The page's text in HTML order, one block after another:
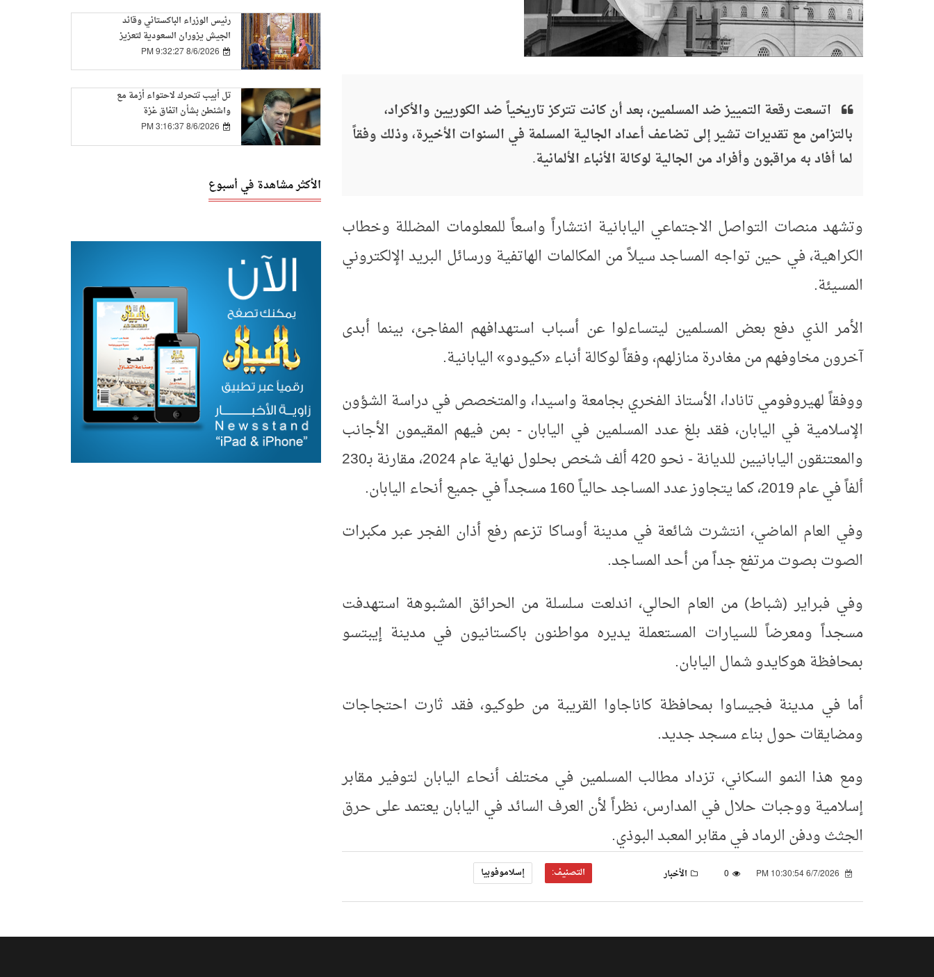
اتسعت رقعة التمييز ضد المسلمين، بعد أن كانت تتركز تاريخياً ضد الكوريين والأكراد،
بالتزامن مع تقديرات تشير إلى تضاعف أعداد الجالية المسلمة في السنوات الأخيرة، وذلك وفقاً
لما أفاد به مراقبون وأفراد من الجالية لوكالة الأنباء الألمانية.
وتشهد منصات التواصل الاجتماعي اليابانية انتشاراً واسعاً للمعلومات المضللة وخطاب
الكراهية، في حين تواجه المساجد سيلاً من المكالمات الهاتفية ورسائل البريد الإلكتروني
المسيئة.
الأمر الذي دفع بعض المسلمين ليتساءلوا عن أسباب استهدافهم المفاجئ، بينما أبدى
آخرون مخاوفهم من مغادرة منازلهم، وفقاً لوكالة أنباء «كيودو» اليابانية.
ووفقاً لهيروفومي تانادا، الأستاذ الفخري بجامعة واسيدا، والمتخصص في دراسة الشؤون
الإسلامية في اليابان، فقد بلغ عدد المسلمين في اليابان - بمن فيهم المقيمون الأجانب
والمعتنقون اليابانيين للديانة - نحو 420 ألف شخص بحلول نهاية عام 2024، مقارنة بـ230
ألفاً في عام 2019، كما يتجاوز عدد المساجد حالياً 160 مسجداً في جميع أنحاء اليابان.
وفي العام الماضي، انتشرت شائعة في مدينة أوساكا تزعم رفع أذان الفجر عبر مكبرات
الصوت بصوت مرتفع جداً من أحد المساجد.
وفي فبراير (شباط) من العام الحالي، اندلعت سلسلة من الحرائق المشبوهة استهدفت
مسجداً ومعرضاً للسيارات المستعملة يديره مواطنون باكستانيون في مدينة إيبتسو
بمحافظة هوكايدو شمال اليابان.
أما في مدينة فجيساوا بمحافظة كاناجاوا القريبة من طوكيو، فقد ثارت احتجاجات
ومضايقات حول بناء مسجد جديد.
ومع هذا النمو السكاني، تزداد مطالب المسلمين في مختلف أنحاء اليابان لتوفير مقابر
إسلامية ووجبات حلال في المدارس، نظراً لأن العرف السائد في اليابان يعتمد على حرق
الجثث ودفن الرماد في مقابر المعبد البوذي.
0 الأخبار التصنيف: إسلاموفوبيا
رئيس الوزراء الباكستاني وقائد
الجيش يزوران السعودية لتعزيز
التعاون بين الدولتين
8/6/2026 9:32:27 PM
تل أبيب تتحرك لاحتواء أزمة مع
واشنطن بشأن اتفاق غزة
8/6/2026 3:16:37 PM
الأكثر مشاهدة في أسبوع